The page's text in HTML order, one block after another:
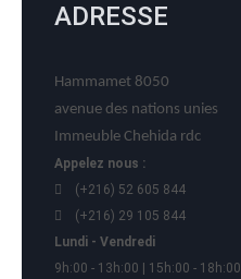
ADRESSE
Hammamet 8050
avenue des nations unies
Immeuble Chehida rdc
Appelez nous :
(+216) 52 605 844
(+216) 29 105 844
Lundi - Vendredi
9h:00 - 13h:00 | 15h:00 - 18h:00